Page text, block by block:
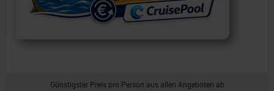
Günstigster Preis pro Person aus allen Angeboten ab